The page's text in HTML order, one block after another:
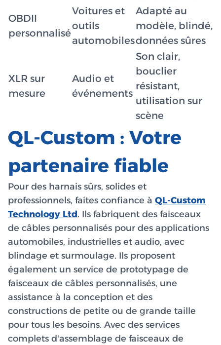
OBDII
personnalisé
Voitures et
outils
automobiles
Adapté au
modèle, blindé,
données sûres
XLR sur
mesure
Audio et
événements
Son clair,
bouclier
résistant,
utilisation sur
scène
QL-Custom : Votre
partenaire fiable
Pour des harnais sûrs, solides et
professionnels, faites confiance à QL-Custom
Technology Ltd. Ils fabriquent des faisceaux
de câbles personnalisés pour des applications
automobiles, industrielles et audio, avec
blindage et surmoulage. Ils proposent
également un service de prototypage de
faisceaux de câbles personnalisés, une
assistance à la conception et des
constructions de petite ou de grande taille
pour tous les besoins. Avec des services
complets d'assemblage de faisceaux de